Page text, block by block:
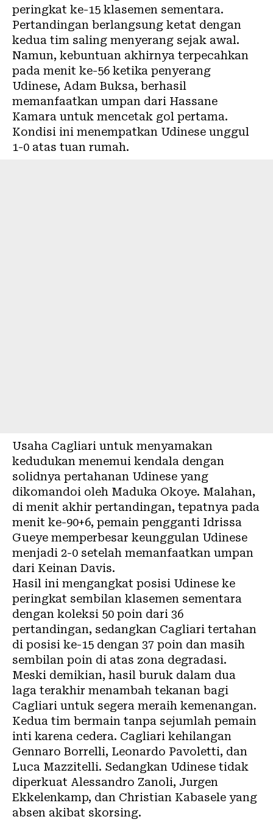
peringkat ke-15 klasemen sementara.
Pertandingan berlangsung ketat dengan
kedua tim saling menyerang sejak awal.
Namun, kebuntuan akhirnya terpecahkan
pada menit ke-56 ketika penyerang
Udinese, Adam Buksa, berhasil
memanfaatkan umpan dari Hassane
Kamara untuk mencetak gol pertama.
Kondisi ini menempatkan Udinese unggul
1-0 atas tuan rumah.
Usaha Cagliari untuk menyamakan
kedudukan menemui kendala dengan
solidnya pertahanan Udinese yang
dikomandoi oleh Maduka Okoye. Malahan,
di menit akhir pertandingan, tepatnya pada
menit ke-90+6, pemain pengganti Idrissa
Gueye memperbesar keunggulan Udinese
menjadi 2-0 setelah memanfaatkan umpan
dari Keinan Davis.
Hasil ini mengangkat posisi Udinese ke
peringkat sembilan klasemen sementara
dengan koleksi 50 poin dari 36
pertandingan, sedangkan Cagliari tertahan
di posisi ke-15 dengan 37 poin dan masih
sembilan poin di atas zona degradasi.
Meski demikian, hasil buruk dalam dua
laga terakhir menambah tekanan bagi
Cagliari untuk segera meraih kemenangan.
Kedua tim bermain tanpa sejumlah pemain
inti karena cedera. Cagliari kehilangan
Gennaro Borrelli, Leonardo Pavoletti, dan
Luca Mazzitelli. Sedangkan Udinese tidak
diperkuat Alessandro Zanoli, Jurgen
Ekkelenkamp, dan Christian Kabasele yang
absen akibat skorsing.